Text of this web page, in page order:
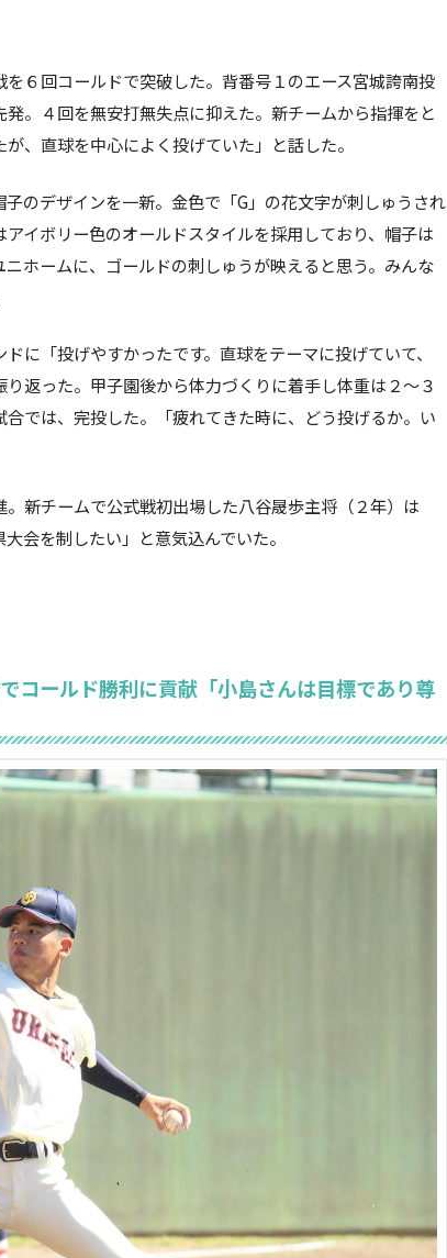
６回コールドで突破した。背番号１のエース宮城誇南投
。４回を無安打無失点に抑えた。新チームから指揮をと
、直球を中心によく投げていた」と話した。
のデザインを一新。金色で「G」の花文字が刺しゅうされ
イボリー色のオールドスタイルを採用しており、帽子は
ホームに、ゴールドの刺しゅうが映えると思う。みんな
に「投げやすかったです。直球をテーマに投げていて、
返った。甲子園後から体力づくりに着手し体重は２～３
では、完投した。「疲れてきた時に、どう投げるか。い
新チームで公式戦初出場した八谷晟歩主将（２年）は
会を制したい」と意気込んでいた。
コールド勝利に貢献「小島さんは目標であり尊